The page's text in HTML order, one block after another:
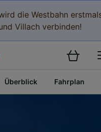
die Westbahn
Villach verbinden!
Überblick Fahrplan